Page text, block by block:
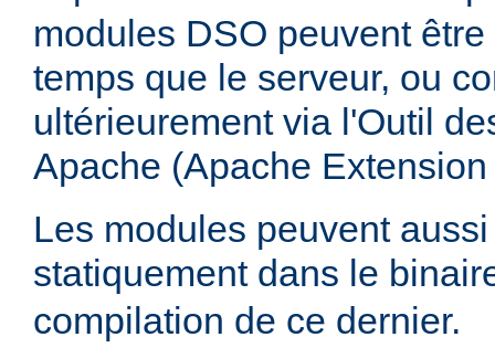
modules DSO peuvent
temps que le serveur, ou
ultérieurement via l'Outil
Apache (Apache
Les modules peuvent
statiquement dans le
compilation de ce dernier.